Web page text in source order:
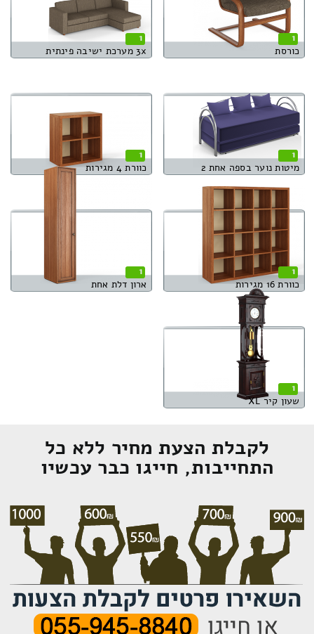
1
כורסת
1
3x מערכת ישיבה פינתית
1
מיטות נוער בספה אחת 2
1
כוורת 4 מגירות
1
כוורת 16 מגירות
1
ארון דלת אחת
1
שעון קיר XL
לקבלת הצעת מחיר ללא כל
התחייבות, חייגו כבר עכשיו